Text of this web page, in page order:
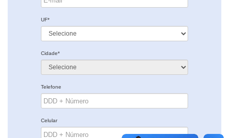
UF*
Cidade*
Telefone
Celular